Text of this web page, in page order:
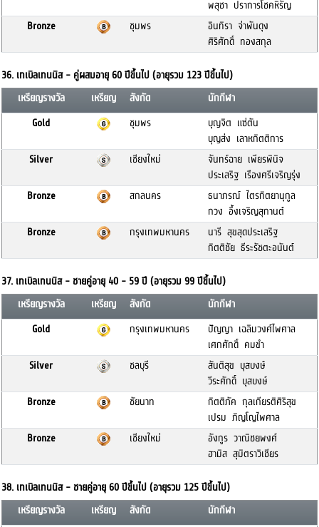
พสุชา ปราการโชคหิรัญ
Bronze
ชุมพร
อินทิรา จ่าพันดุง
ศิริศักดิ์ ทองสกุล
36. เทเบิลเทนนิส - คู่ผสมอายุ 60 ปีขึ้นไป (อายุรวม 123 ปีขึ้นไป)
เหรียญรางวัล
เหรียญ สังกัด
นักกีฬา
Gold
ชุมพร
บุญจิต แซ่ตัน
บุญส่ง เลาหกิตติการ
Silver
เชียงใหม่
จันทร์ฉาย เพียรพินิจ
ประเสริฐ เรืองศรีเจริญรุ่ง
Bronze
สกลนคร
ธนาภรณ์ ไตรกิตยานุกูล
กวง อึ้งเจริญสุกานต์
Bronze
กรุงเทพมหานคร
นารี สุขสุดประเสริฐ
กิตติชัย ธีระรัชตะอนันต์
37. เทเบิลเทนนิส - ชายคู่อายุ 40 - 59 ปี (อายุรวม 99 ปีขึ้นไป)
เหรียญรางวัล
เหรียญ สังกัด
นักกีฬา
Gold
กรุงเทพมหานคร
ปัญญา เฉลิมวงศ์ไพศาล
เศกศักดิ์ คมขำ
Silver
ชลบุรี
สันติสุข บุสบงษ์
วีระศักดิ์ บุสบงษ์
Bronze
ชัยนาท
กิตติภัค กุลเกียรติศิริสุข
เปรม ภิญโญไพศาล
Bronze
เชียงใหม่
อังกูร วาณิชยพงศ์
ฮามิส สุมิตราวิเชียร
38. เทเบิลเทนนิส - ชายคู่อายุ 60 ปีขึ้นไป (อายุรวม 125 ปีขึ้นไป)
เหรียญรางวัล
เหรียญ สังกัด
นักกีฬา